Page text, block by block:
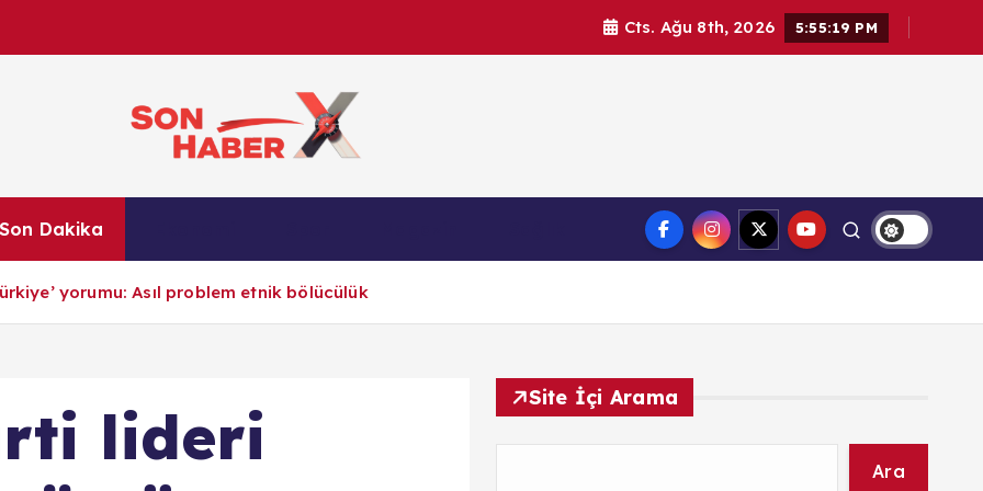
Cts. Ağu 8th, 2026 5:55:21 PM
Son Haber X’te son dakika, Türkiye gündemi ve yerel haberler. Doğrulanmış kaynaklar, tarafsız içerik ve
anlık gelişmelerle güvenilir haber deneyimi.
Son Dakika
yorumu: Asıl problem etnik bölücülük
lideri
Site İçi Arama
Ara